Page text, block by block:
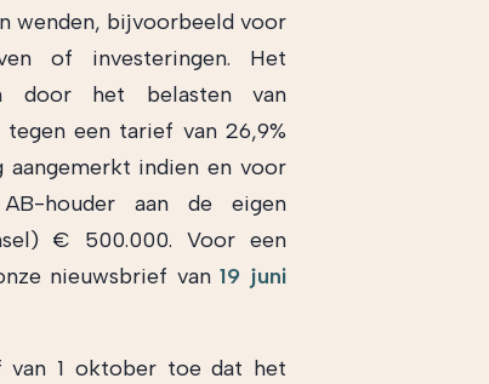
wenden, bijvoorbeeld voor
of investeringen. Het
door het belasten van
een tarief van 26,9%
indien en voor
houder aan de eigen
€ 500.000. Voor een
nieuwsbrief van19 juni
van 1 oktober toe dat het